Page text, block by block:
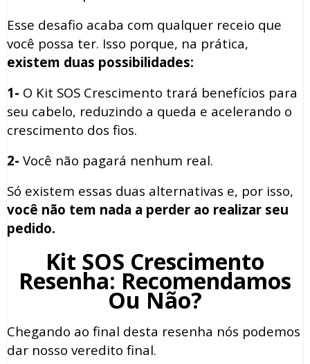
Esse desafio acaba com qualquer receio que
você possa ter. Isso porque, na prática,
existem duas possibilidades:
1- O Kit SOS Crescimento trará benefícios para
seu cabelo, reduzindo a queda e acelerando o
crescimento dos fios.
2- Você não pagará nenhum real.
Só existem essas duas alternativas e, por isso,
você não tem nada a perder ao realizar seu
pedido.
Kit SOS Crescimento
Resenha: Recomendamos
Ou Não?
Chegando ao final desta resenha nós podemos
dar nosso veredito final.